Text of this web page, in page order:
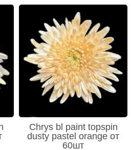
Chrys bl paint topspin
dusty pastel orange от
60шт